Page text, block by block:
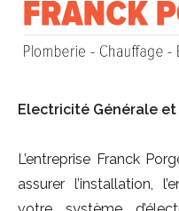
Electricité Générale et
L’entreprise Franck
assurer l’installation,